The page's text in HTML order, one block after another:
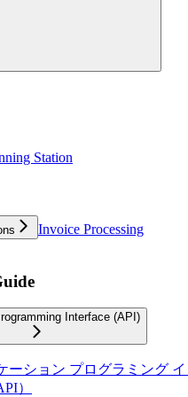
Station
Invoice Processing
Interface (API)
ーション プログラミング
）